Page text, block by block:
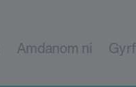
Amdanom ni